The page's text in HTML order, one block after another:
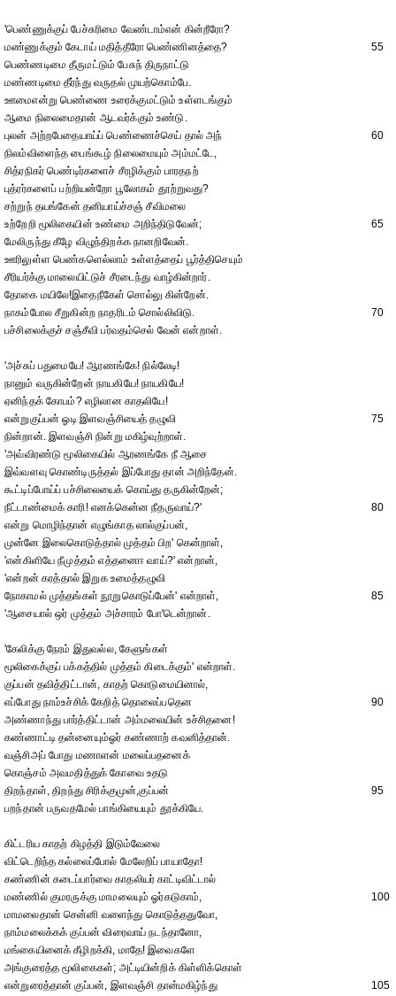
'பெண்ணுக்குப் பேச்சுரிமை வேண்டாம்என் கின்றீரோ?
மண்ணுக்கும் கேடாய் மதித்தீரோ பெண்ணினத்தை?
55
பெண்ணடிமை தீருமட்டும் பேசுந் திருநாட்டு
மண்ணடிமை தீர்ந்து வருதல் முயற்கொம்பே.
ஊமைஎன்று பெண்ணை உரைக்குமட்டும் உள்ளடங்கும்
ஆமை நிலைமைதான் ஆடவர்க்கும் உண்டு.
புலன் அற்றபேதையாய்ப் பெண்ணைச்செய் தால் அந்
60
நிலம்விளைந்த பைங்கூழ் நிலைமையும் அம்மட்டே,
சித்ரநிகர் பெண்டிர்களைச் சீரழிக்கும் பாரதநற்
புத்ரர்களைப் பற்றியன்றோ பூலோகம் தூற்றுவது?
சற்றுந் தயங்கேன் தனியாய்ச்சஞ் சீவிமலை
உற்றேறி மூலிகையின் உண்மை அறிந்திடுவேன்;
65
மேலிருந்து கீழே விழுந்திறக்க நானறிவேன்.
ஊரிலுள்ள பெண்களெல்லாம் உள்ளத்தைப் பூர்த்திசெயும்
சீரியர்க்கு மாலையிட்டுச் சீரடைந்து வாழ்கின்றார்.
தோகை மயிலே!இதைநீகேள் சொல்லு கின்றேன்.
நாகம்போல சீறுகின்ற நாதரிடம் சொல்லிவிடு.
70
பச்சிலைக்குச் சஞ்சீவி பர்வதம்செல் வேன் என்றாள்.
'அச்சுப் பதுமையே! ஆரணங்கே! நில்லேடி!
நானும் வருகின்றேன் நாயகியே! நாயகியே!
ஏனிந்தக் கோபம்? எழிலான காதலியே!
என்றுகுப்பன் ஓடி இளவஞ்சியைத் தழுவி
75
நின்றான். இளவஞ்சி நின்று மகிழ்வுற்றாள்.
'அவ்விரண்டு மூலிகையில் ஆரணங்கே நீ ஆசை
இவ்வளவு கொண்டிருத்தல் இப்போது தான் அறிந்தேன்.
கூட்டிப்போய்ப் பச்சிலையைக் கொய்து தருகின்றேன்;
நீட்டாண்மைக் காரி! எனக்கென்ன நீதருவாய்?'
80
என்று மொழிந்தான் எழுங்காத லால்குப்பன்,
முன்னே இலைகொடுத்தால் முத்தம் பிற' கென்றாள்,
'என்கிளியே நீமுத்தம் எத்தனைஈ வாய்?' என்றான்,
'என்றன் கரத்தால் இறுக உமைத்தழுவி
நோகாமல் முத்தங்கள் நூறுகொடுப்பேன்' என்றாள்,
85
'ஆசையால் ஒர் முத்தம் அச்சாரம் போ'டென்றான்.
'கேலிக்கு நேரம் இதுவல்ல, கேளுங்கள்
மூலிகைக்குப் பக்கத்தில் முத்தம் கிடைக்கும்' என்றாள்.
குப்பன் தவித்திட்டான், காதற் கொடுமையினால்,
எப்போது நாம்உச்சிக் கேறித் தொலைப்பதென
90
அண்ணாந்து பார்த்திட்டான் அம்மலையின் உச்சிதனை!
கண்ணாட்டி தன்னையும்ஓர் கண்ணாற் கவனித்தான்.
வஞ்சிஅப் போது மணாளன் மலைப்பதனைக்
கொஞ்சம் அவமதித்துக் கோவை உதடு
திறந்தாள், திறந்து சிரிக்குமுன்,குப்பன்
95
பறந்தான் பருவதமேல் பாங்கியையும் தூக்கியே.
கிட்டரிய காதற் கிழத்தி இடும்வேலை
விட்டெறிந்த கல்லைப்போல் மேலேறிப் பாயாதோ!
கண்ணின் கடைப்பார்வை காதலியர் காட்டிவிட்டால்
மண்ணில் குமரருக்கு மாமலையும் ஓர்கடுகாம்,
100
மாமலைதான் சென்னி வளைந்து கொடுத்ததுவோ,
நாம்மலைக்கக் குப்பன் விரைவாய் நடந்தானோ,
மங்கையினைக் கீழிறக்கி, மாதே! இவைகளே
அங்குரைத்த மூலிகைகள்; அட்டியின்றிக் கிள்ளிக்கொள்
என்றுரைத்தான் குப்பன், இளவஞ்சி தான்மகிழ்ந்து
105